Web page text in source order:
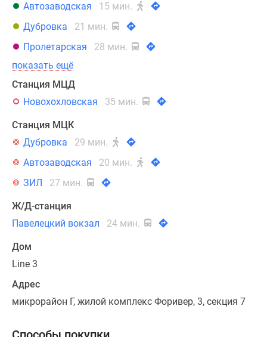
Автозаводская
15 мин.
Дубровка
21 мин.
Пролетарская
28 мин.
показать ещё
Станция МЦД
Новохохловская
35 мин.
Станция МЦК
Дубровка
29 мин.
Автозаводская
20 мин.
ЗИЛ
27 мин.
Ж/Д-станция
Павелецкий вокзал
24 мин.
Дом
Line 3
Адрес
микрорайон Г, жилой комплекс Форивер, 3, секция 7